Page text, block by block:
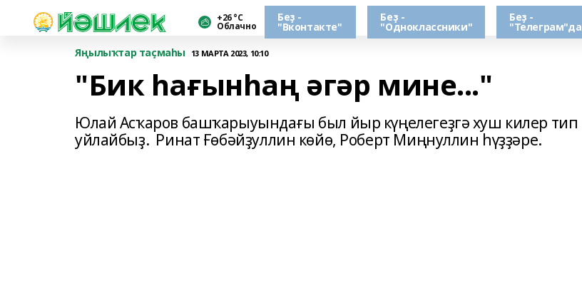
+26 °С
Облачно
Беҙ -
"Вконтакте"
Беҙ -
"Одноклассники"
Беҙ -
"Телеграм"да
Яңылыҡтар таҫмаһы
13 МАРТА 2023, 10:10
"Бик һағынһаң әгәр мине..."
Юлай Асҡаров башҡарыуындағы был йыр күңелегеҙгә хуш килер тип
уйлайбыҙ. Ринат Ғөбәйҙуллин көйө, Роберт Миңнуллин һүҙҙәре.